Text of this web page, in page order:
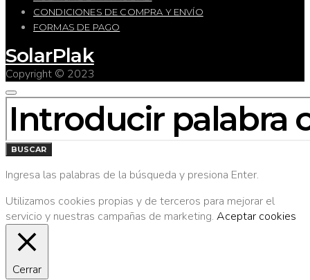
CONDICIONES DE COMPRA Y ENVÍO
FORMAS DE PAGO
SolarPlak
Copyright © 2023
BUSCAR
POR:
BUSCAR
Ingresa las palabras de la búsqueda y presiona Enter.
Utilizamos cookies propias y de terceros para mejorar el
servicio y nuestras campañas de marketing. Aceptar cookies
Cerrar